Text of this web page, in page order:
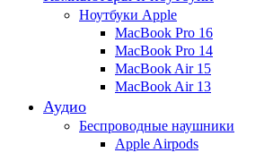
Ноутбуки Apple
MacBook Pro 16
MacBook Pro 14
MacBook Air 15
MacBook Air 13
Аудио
Беспроводные наушники
Apple Airpods